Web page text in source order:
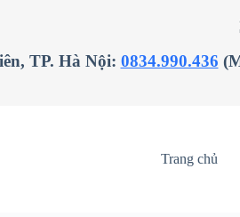
TP. Hà Nội: 0834.990.436
Trang chủ